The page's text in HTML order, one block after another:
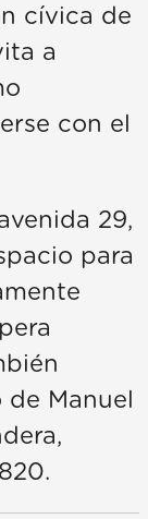
cívica de
a
con el
29,
para
Manuel